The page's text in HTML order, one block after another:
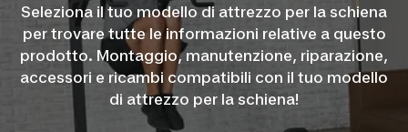
Seleziona il tuo modello di attrezzo per la schiena
per trovare tutte le informazioni relative a questo
prodotto. Montaggio, manutenzione, riparazione,
accessori e ricambi compatibili con il tuo modello
di attrezzo per la schiena!